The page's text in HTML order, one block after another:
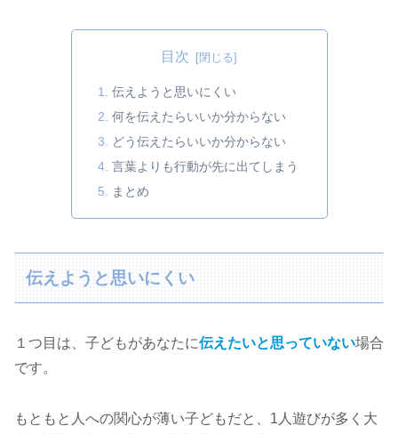
目次
伝えようと思いにくい
何を伝えたらいいか分からない
どう伝えたらいいか分からない
言葉よりも行動が先に出てしまう
まとめ
伝えようと思いにくい
１つ目は、子どもがあなたに伝えたいと思っていない場合
です。
もともと人への関心が薄い子どもだと、1人遊びが多く大